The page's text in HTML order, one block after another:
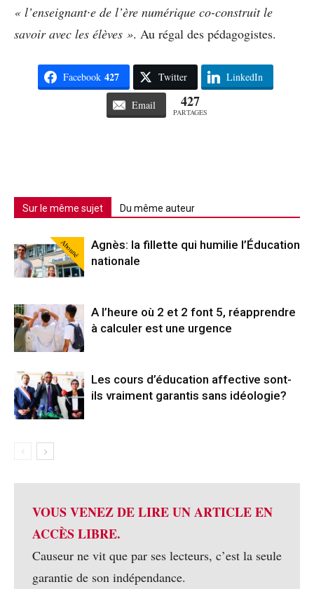
« l’enseignant∙e de l’ère numérique co-construit le
savoir avec les élèves ». Au régal des pédagogistes.
Facebook 427 Twitter LinkedIn
Email 427
PARTAGES
Sur le même sujet Du même auteur
Abonné
Agnès: la fillette qui humilie l’Éducation
nationale
A l’heure où 2 et 2 font 5, réapprendre
à calculer est une urgence
Les cours d’éducation affective sont-
ils vraiment garantis sans idéologie?
VOUS VENEZ DE LIRE UN ARTICLE EN
ACCÈS LIBRE.
Causeur ne vit que par ses lecteurs, c’est la seule
garantie de son indépendance.